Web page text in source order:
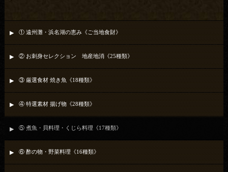
① 遠州灘・浜名湖の恵み《ご当地食財》
② お刺身セレクション 地産地消《25種類》
③ 厳選食材 焼き魚《18種類》
④ 特選素材 揚げ物《28種類》
⑤ 煮魚・貝料理・くじら料理《17種類》
⑥ 酢の物・野菜料理《16種類》